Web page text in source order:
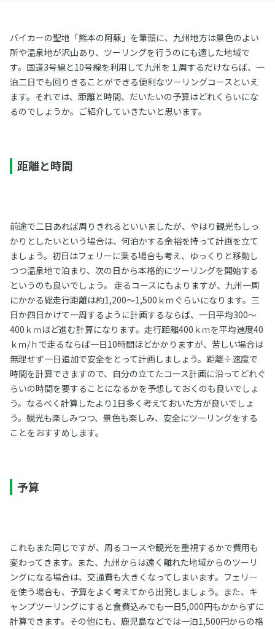
バイカーの聖地「熊本の阿蘇」を筆頭に、九州地方は景色のよい
所や温泉地が沢山あり、ツーリングを行うのにも適した地域で
す。国道3号線と10号線を利用して九州を１周するだけならば、一
泊二日でも回りきることができる便利なツーリングコースといえ
ます。それでは、距離と時間、だいたいの予算はどれくらいにな
るのでしょうか。ご紹介していきたいと思います。
距離と時間
前途で二日あれば周りきれるといいましたが、やはり観光もしっ
かりとしたいという場合は、何泊かする余裕を持って計画を立て
ましょう。初日はフェリーに乗る場合も考え、ゆっくりと移動し
つつ温泉地で泊まり、次の日から本格的にツーリングを開始する
というのも良いでしょう。 走るコースにもよりますが、九州一周
にかかる総走行距離は約1,200～1,500ｋｍぐらいになります。三
日か四日かけて一周するように計画するならば、一日平均300～
400ｋｍほど進む計算になります。走行距離400ｋｍを平均速度40
ｋｍ/ｈで走るならば一日10時間ほどかかりますが、苦しい場合は
無理せず一日追加で安全をとって計画しましょう。距離÷速度で
時間を計算できますので、自分の立てたコース計画に沿ってどれぐ
らいの時間を要することになるかを予想しておくのも良いでしょ
う。なるべく計算したより1日多く考えておいた方が良いでしょ
う。観光も楽しみつつ、景色も楽しみ、安全にツーリングをする
ことをおすすめします。
予算
これもまた同じですが、周るコースや観光を重視するかで費用も
変わってきます。また、九州からは遠く離れた地域からのツーリ
ングになる場合は、交通費も大きくなってしまいます。フェリー
を使う場合も、予算をよく考えてから出発しましょう。また、キ
ャンプツーリングにすると食費込みでも一日5,000円もかからずに
計算できます。その他にも、鹿児島などでは一泊1,500円からの格